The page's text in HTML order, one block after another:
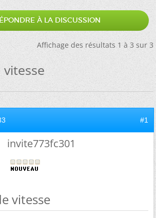
À LA DISCUSSION
Affichage des résultats 1 à 3 sur 3
#1
invite773fc301
vitesse